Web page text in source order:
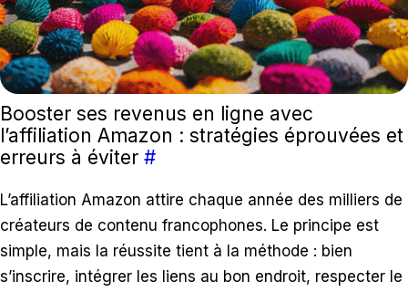
Booster ses revenus en ligne avec
l’affiliation Amazon : stratégies éprouvées et
erreurs à éviter #
L’affiliation Amazon attire chaque année des milliers de
créateurs de contenu francophones. Le principe est
simple, mais la réussite tient à la méthode : bien
s’inscrire, intégrer les liens au bon endroit, respecter le